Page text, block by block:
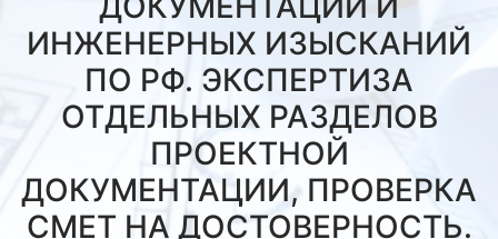
ИНЖЕНЕРНЫХ ИЗЫСКАНИЙ
ПО РФ. ЭКСПЕРТИЗА
ОТДЕЛЬНЫХ РАЗДЕЛОВ
ПРОЕКТНОЙ
ДОКУМЕНТАЦИИ, ПРОВЕРКА
СМЕТ НА ДОСТОВЕРНОСТЬ.